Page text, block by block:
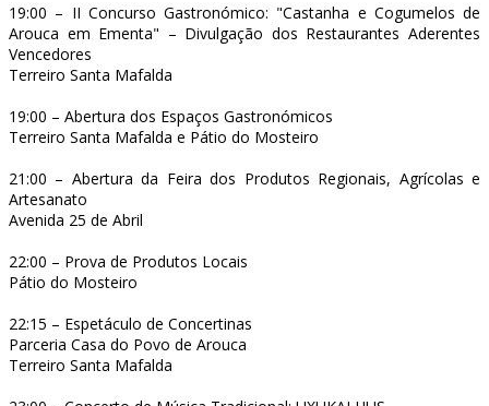
19:00 – II Concurso Gastronómico: "Castanha e Cogumelos de
Arouca em Ementa" – Divulgação dos Restaurantes Aderentes
Vencedores
Terreiro Santa Mafalda
19:00 – Abertura dos Espaços Gastronómicos
Terreiro Santa Mafalda e Pátio do Mosteiro
21:00 – Abertura da Feira dos Produtos Regionais, Agrícolas e
Artesanato
Avenida 25 de Abril
22:00 – Prova de Produtos Locais
Pátio do Mosteiro
22:15 – Espetáculo de Concertinas
Parceria Casa do Povo de Arouca
Terreiro Santa Mafalda